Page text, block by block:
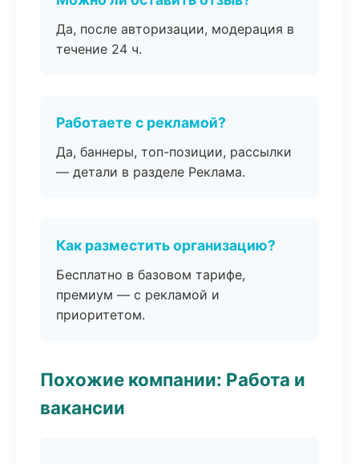
Да, после авторизации, модерация в
течение 24 ч.
Работаете с рекламой?
Да, баннеры, топ-позиции, рассылки
— детали в разделе Реклама.
Как разместить организацию?
Бесплатно в базовом тарифе,
премиум — с рекламой и
приоритетом.
Похожие компании: Работа и
вакансии